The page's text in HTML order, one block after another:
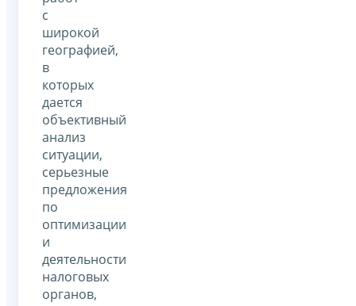
с
широкой
географией,
в
которых
дается
объективный
анализ
ситуации,
серьезные
предложения
по
оптимизации
и
деятельности
налоговых
органов,